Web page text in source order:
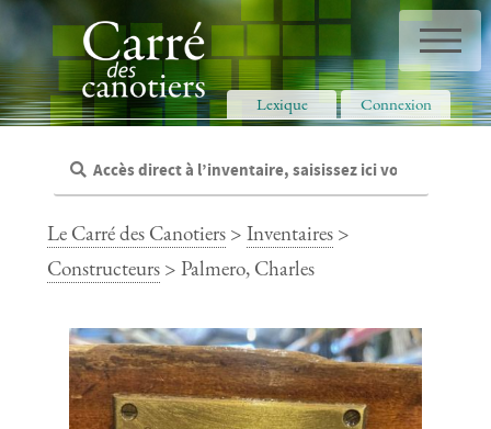
Panneau de gestion des cookies
Lexique Connexion
Le Carré des Canotiers >Inventaires >
Constructeurs > Palmero, Charles